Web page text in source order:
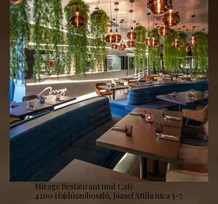
Mirage Restaurant und Café
4200 Hajdúszoboszló, József Attila utca 5-7.